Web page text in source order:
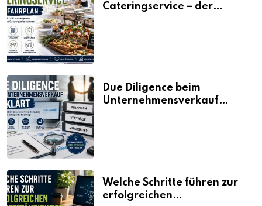
Cateringservice – der
Due Diligence beim
Unternehmensverkauf
Welche Schritte führen zur
erfolgreichen